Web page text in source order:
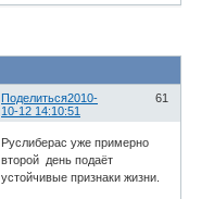
Поделиться 61
2010-
10-12 14:10:51
Руслиберас уже примерно
второй день подаёт
устойчивые признаки жизни.